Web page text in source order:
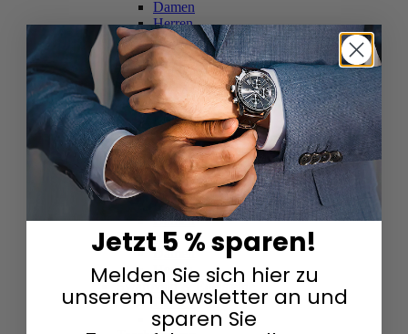
Damen
Herren
Schweizer Uhren
Damen
Herren
Skelettuhren
Damen
Herren
Smartwatches
Damen
Herren
Solaruhren
Herren
Damen
Sportuhren
Damen
Herren
Swarovski & Edelsteine
Damen
Herren
Jetzt 5 % sparen!
Melden Sie sich hier zu
unserem Newsletter an und
sparen Sie